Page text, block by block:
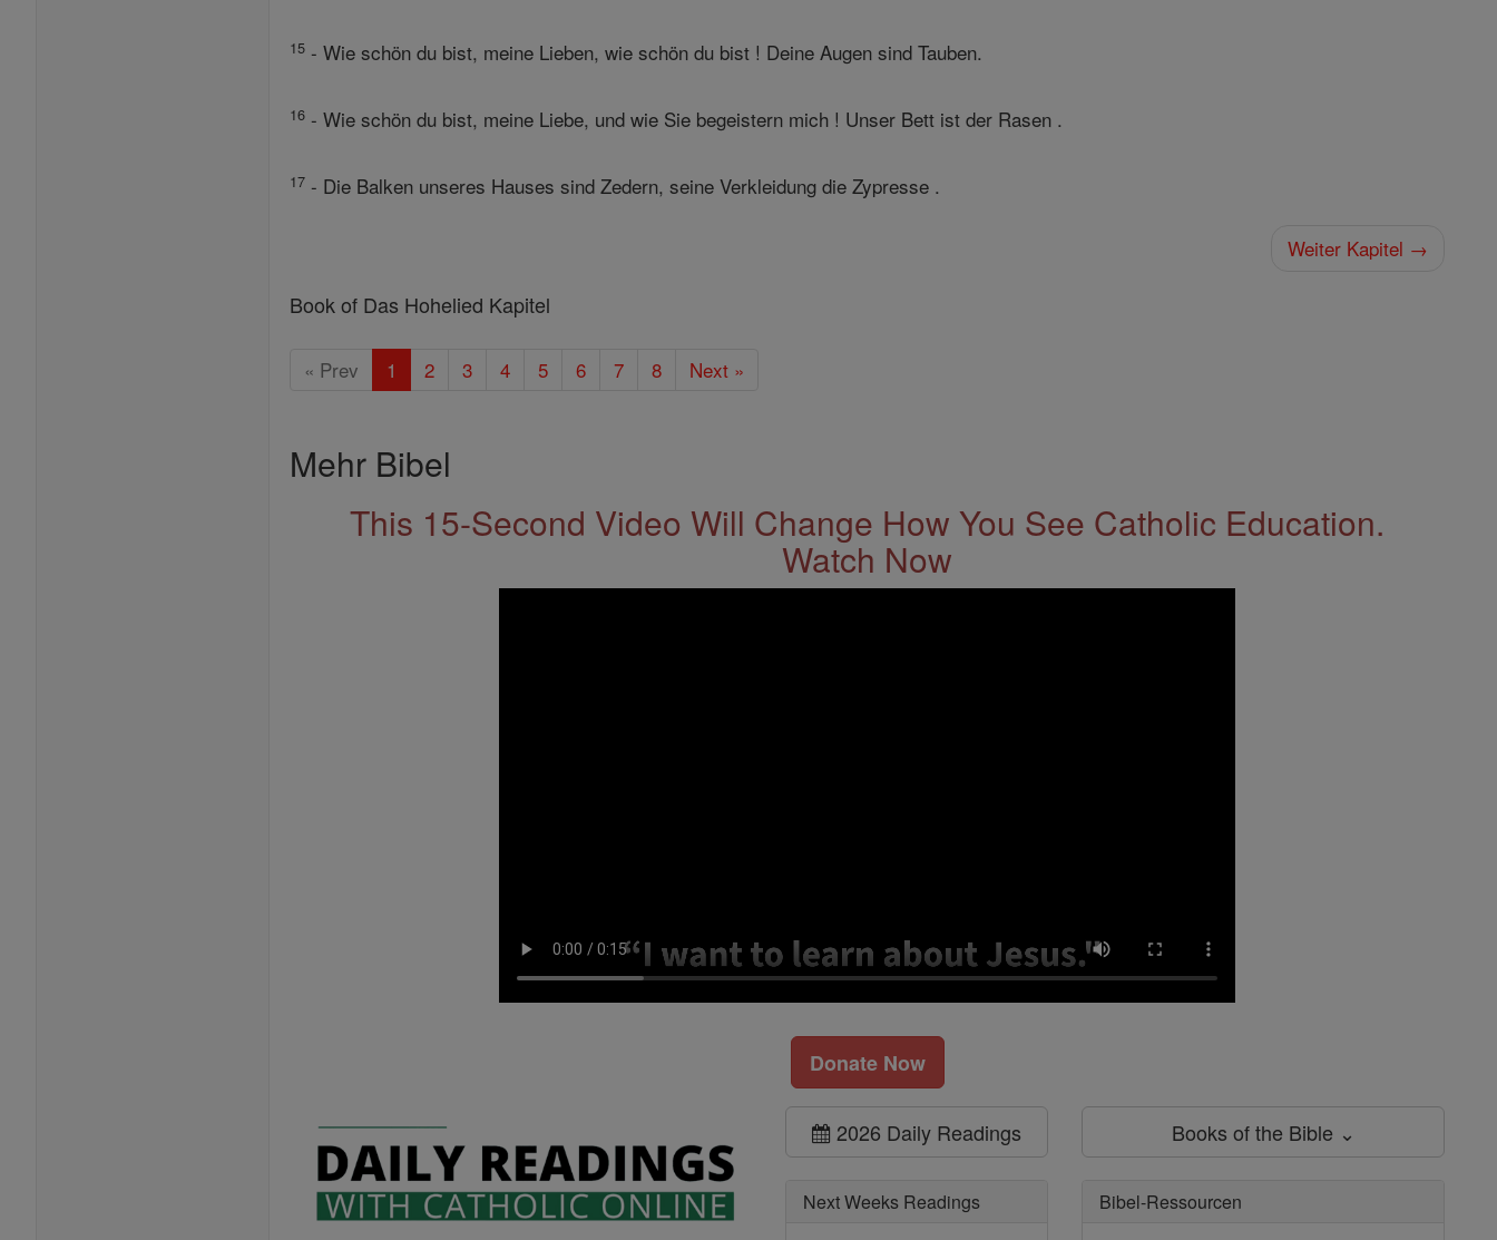
15 - Wie schön du bist, meine Lieben, wie schön du bist ! Deine Augen sind Tauben.
16 - Wie schön du bist, meine Liebe, und wie Sie begeistern mich ! Unser Bett ist der Rasen .
17 - Die Balken unseres Hauses sind Zedern, seine Verkleidung die Zypresse .
Weiter Kapitel →
Book of Das Hohelied Kapitel
« Prev 1 2 3 4 5 6 7 8 Next »
Mehr Bibel
This 15-Second Video Will Change How You See Catholic Education.
Watch Now
Donate Now
2026 Daily Readings
Next Weeks Readings
Books of the Bible ⌄
Bibel-Ressourcen